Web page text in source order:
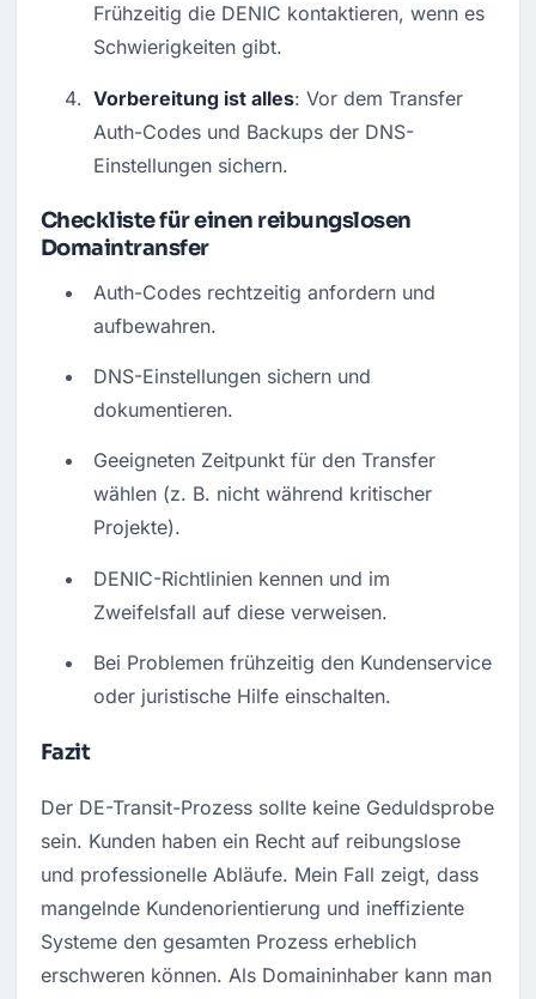
Frühzeitig die DENIC kontaktieren, wenn es
Schwierigkeiten gibt.
Vorbereitung ist alles: Vor dem Transfer
Auth-Codes und Backups der DNS-
Einstellungen sichern.
Checkliste für einen reibungslosen
Domaintransfer
Auth-Codes rechtzeitig anfordern und
aufbewahren.
DNS-Einstellungen sichern und
dokumentieren.
Geeigneten Zeitpunkt für den Transfer
wählen (z. B. nicht während kritischer
Projekte).
DENIC-Richtlinien kennen und im
Zweifelsfall auf diese verweisen.
Bei Problemen frühzeitig den Kundenservice
oder juristische Hilfe einschalten.
Fazit
Der DE-Transit-Prozess sollte keine Geduldsprobe
sein. Kunden haben ein Recht auf reibungslose
und professionelle Abläufe. Mein Fall zeigt, dass
mangelnde Kundenorientierung und ineffiziente
Systeme den gesamten Prozess erheblich
erschweren können. Als Domaininhaber kann man